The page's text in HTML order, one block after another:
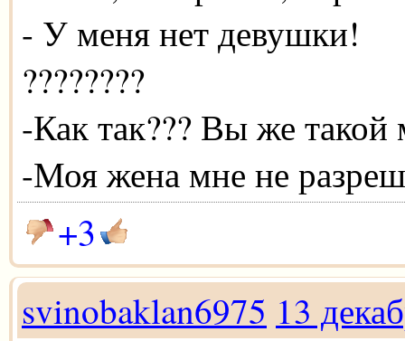
- У меня нет девушки!
????????
-Как так??? Вы же
-Моя жена мне не
+3
svinobaklan6975 13